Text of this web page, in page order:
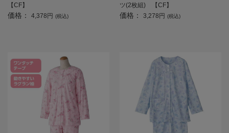
【CF】
価格： 4,378円 (税込)
ツ(2枚組) 【CF】
価格： 3,278円 (税込)